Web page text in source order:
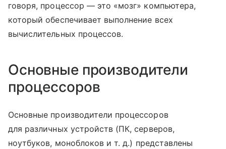
говоря, процессор — это «мозг» компьютера,
который обеспечивает выполнение всех
вычислительных процессов.
Основные производители
процессоров
Основные производители процессоров
для различных устройств (ПК, серверов,
ноутбуков, моноблоков и т. д.) представлены